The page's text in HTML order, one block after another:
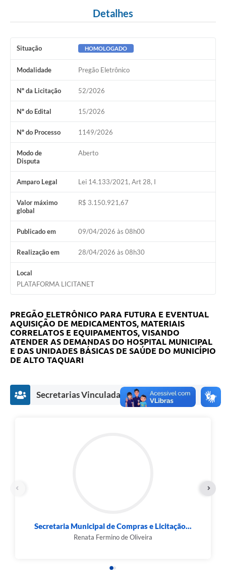
Detalhes
Situação HOMOLOGADO
Modalidade Pregão Eletrônico
Nº da Licitação 52/2026
Nº do Edital 15/2026
Nº do Processo 1149/2026
Modo de
Disputa
Aberto
Amparo Legal Lei 14.133/2021, Art 28, I
Valor máximo
global
R$ 3.150.921,67
Publicado em 09/04/2026 às 08h00
Realização em 28/04/2026 às 08h30
Local
PLATAFORMA LICITANET
PREGÃO ELETRÔNICO PARA FUTURA E EVENTUAL
AQUISIÇÃO DE MEDICAMENTOS, MATERIAIS
CORRELATOS E EQUIPAMENTOS, VISANDO
ATENDER AS DEMANDAS DO HOSPITAL MUNICIPAL
E DAS UNIDADES BÁSICAS DE SAÚDE DO MUNICÍPIO
DE ALTO TAQUARI
Secretarias Vinculadas
Municipal de Compras e Licitação...
Renata Fermino de Oliveira